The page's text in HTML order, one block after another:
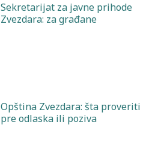
Sekretarijat za javne prihode
Zvezdara: za građane
Opština Zvezdara: šta proveriti
pre odlaska ili poziva